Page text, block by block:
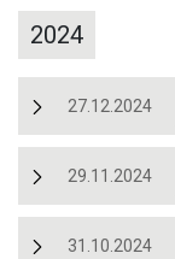
2024
27.12.2024
29.11.2024
31.10.2024